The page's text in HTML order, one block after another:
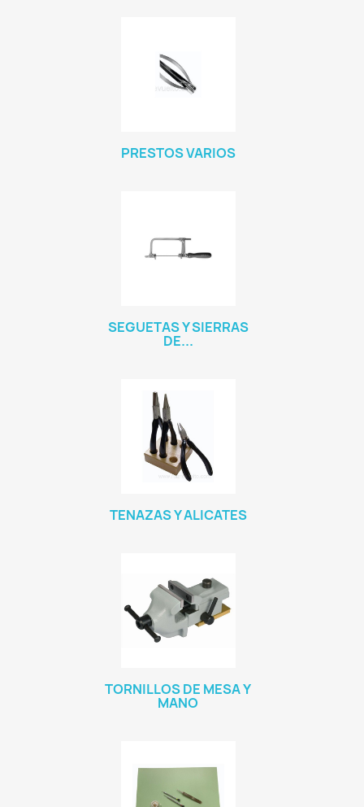
PRESTOS VARIOS
SEGUETAS Y SIERRAS
DE...
TENAZAS Y ALICATES
TORNILLOS DE MESA Y
MANO